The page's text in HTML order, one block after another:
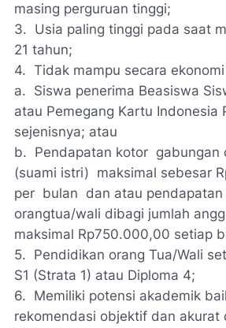
masing perguruan tinggi;
3. Usia paling tinggi pada saat
21 tahun;
4. Tidak mampu secara
a. Siswa penerima Beasiswa
atau Pemegang Kartu Indonesia
sejenisnya; atau
b. Pendapatan kotor gabungan
(suami istri) maksimal sebesar
per bulan dan atau pendapatan
orangtua/wali dibagi jumlah
maksimal Rp750.000,00 setiap
5. Pendidikan orang Tua/Wali
S1 (Strata 1) atau Diploma 4;
6. Memiliki potensi akademik
rekomendasi objektif dan akurat